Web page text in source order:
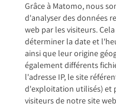
Grâce à Matomo, nous
d'analyser des données
web par les visiteurs.
déterminer la date et
ainsi que leur origine
également différents
l'adresse IP, le site
d'exploitation utilisés) et
visiteurs de notre site